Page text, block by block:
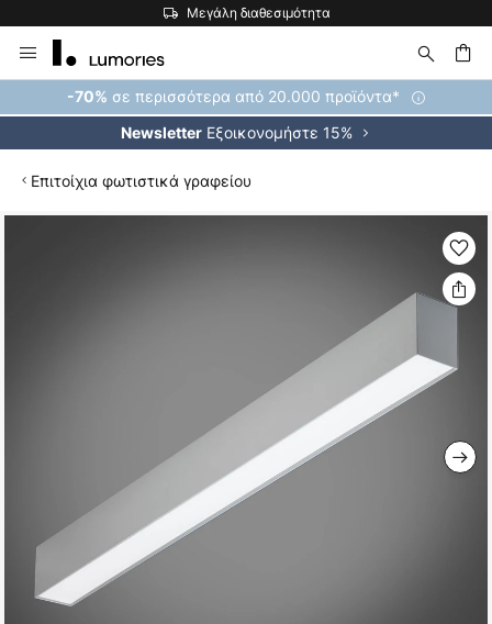
Μεγάλη διαθεσιμότητα
Μετάβαση
στο
περιεχόμενο
-70% σε περισσότερα από 20.000 προϊόντα*
Newsletter Εξοικονομήστε 15%
Επιτοίχια φωτιστικά γραφείου